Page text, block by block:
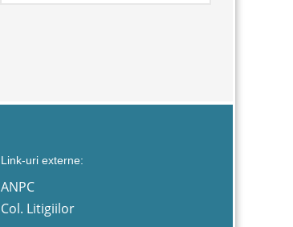
Link-uri externe:
ANPC
Col. Litigiilor